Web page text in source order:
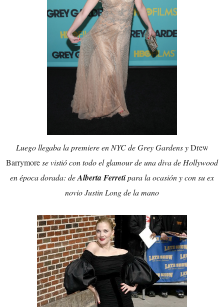
Luego llegaba la premiere en NYC de Grey Gardens yDrew
Barrymorese vistió con todo el glamour de una diva de Hollywood
en época dorada: deAlberta Ferretipara la ocasión y con su ex
novioJustin Longde la mano